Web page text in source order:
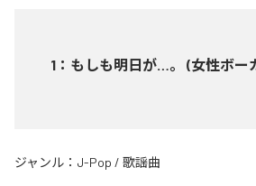
1 ： もしも明日が…。 (女性ボー
ジャンル： J-Pop / 歌謡曲